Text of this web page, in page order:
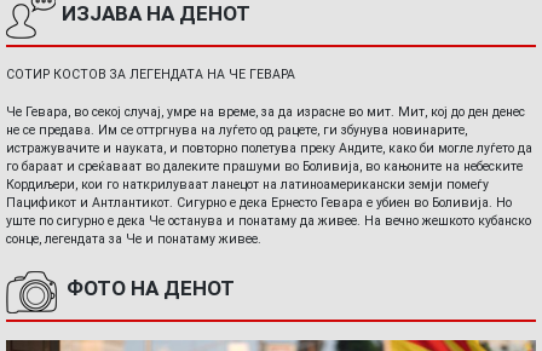
ИЗЈАВА НА ДЕНОТ
СОТИР КОСТОВ ЗА ЛЕГЕНДАТА НА ЧЕ ГЕВАРА
Че Гевара, во секој случај, умре на време, за да израсне во мит. Мит, кој до ден денес
не се предава. Им се оттргнува на луѓето од рацете, ги збунува новинарите,
истражувачите и науката, и повторно полетува преку Андите, како би могле луѓето да
го бараат и среќаваат во далеките прашуми во Боливија, во кањоните на небеските
Кордиљери, кои го наткрилуваат ланецот на латиноамерикански земји помеѓу
Пацификот и Антлантикот. Сигурно е дека Ернесто Гевара е убиен во Боливија. Но
уште по сигурно е дека Че останува и понатаму да живее. На вечно жешкото кубанско
сонце, легендата за Че и понатаму живее.
ФОТО НА ДЕНОТ